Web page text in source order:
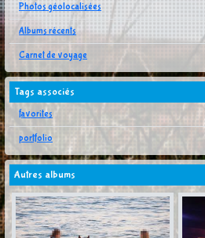
Photos géolocalisées
Albums récents
Carnet de voyage
Tags associés
favorites
portfolio
Autres albums